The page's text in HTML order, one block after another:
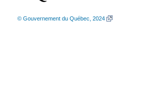
© Gouvernement du Québec, 2024